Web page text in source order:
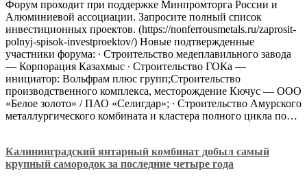
Форум проходит при поддержке Минпромторга России и
Алюминиевой ассоциации. Запросите полный список
инвестиционных проектов. (https://nonferrousmetals.ru/zaprosit-
polnyj-spisok-investproektov/) Новые подтвержденные
участники форума: ∙ Строительство медеплавильного завода
— Корпорация Казахмыс ∙ Строительство ГОКа —
инициатор: Вольфрам плюс групп;Строительство
производственного комплекса, месторождение Кючус — ООО
«Белое золото» / ПАО «Селигдар»; ∙ Строительство Амурского
металлургического комбината и кластера полного цикла по…
Калининградский янтарный комбинат добыл самый
крупный самородок за последние четыре года